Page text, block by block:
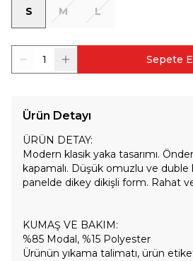
S M L
1 Sepete
Ürün Detayı
ÜRÜN DETAY:
Modern klasik yaka tasarımı.
kapamalı. Düşük omuzlu ve duble
panelde dikey dikişli form. Rahat
KUMAŞ VE BAKIM:
%85 Modal, %15 Polyester
Ürünün yıkama talimatı, ürün